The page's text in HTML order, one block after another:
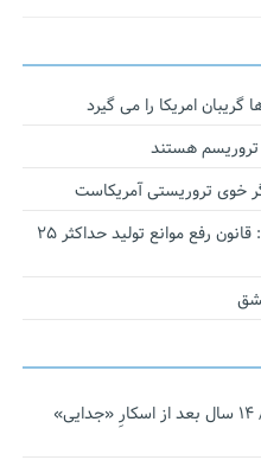
امریکا را می گیرد
تروریسم هستند
خوی تروریستی آمریکاست
سخنگوی کمیسیون اقتصادی مجلس: قانون رفع موانع تولید حداکثر ۲۵
نجات‌دهنده‌ همچنان در آیینه است/ ۱۴ سال بعد از اسکارِ «جدایی»